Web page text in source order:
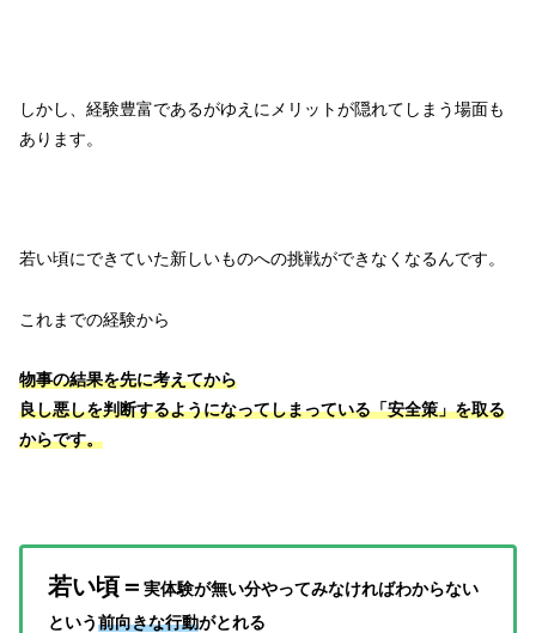
しかし、経験豊富であるがゆえにメリットが隠れてしまう場面も
あります。
若い頃にできていた新しいものへの挑戦ができなくなるんです。
これまでの経験から
物事の結果を先に考えてから
良し悪しを判断するようになってしまっている「安全策」を取る
からです。
若い頃＝ 実体験が無い分やってみなければわからない
という前向きな行動がとれる